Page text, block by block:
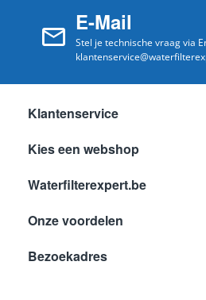
E-Mail
Stel je technische vraag via
Klantenservice
Kies een webshop
Waterfilterexpert.be
Onze voordelen
Bezoekadres